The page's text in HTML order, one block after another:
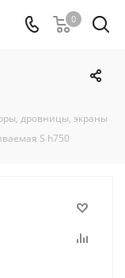
0
дровницы, экраны
S h750